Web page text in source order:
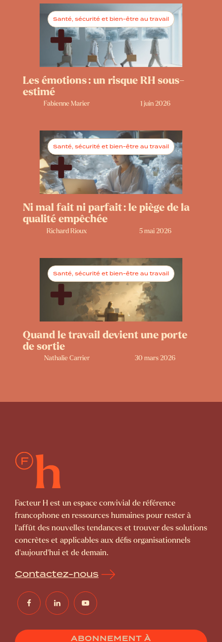
Santé, sécurité et bien-être au travail
Les émotions : un risque RH sous-
estimé
Fabienne Marier 1 juin 2026
Santé, sécurité et bien-être au travail
Ni mal fait ni parfait : le piège de la
qualité empêchée
Richard Rioux 5 mai 2026
Santé, sécurité et bien-être au travail
Quand le travail devient une porte
de sortie
Nathalie Carrier 30 mars 2026
Facteur H est un espace convivial de référence
francophone en ressources humaines pour rester à
l’affût des nouvelles tendances et trouver des solutions
concrètes et applicables aux défis organisationnels
d’aujourd’hui et de demain.
Contactez-nous
ABONNEMENT À